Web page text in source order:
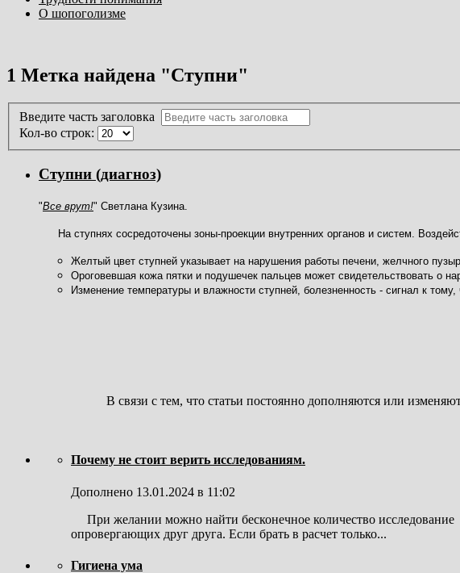
О шопоголизме
1 Метка найдена "Ступни"
Введите часть заголовка
Кол-во строк:
Ступни (диагноз)
"Все врут!" Светлана Кузина.
На ступнях сосредоточены зоны-проекции внутренних органов и систем.
Желтый цвет ступней указывает на нарушения работы печени, желчного
Ороговевшая кожа пятки и подушечек пальцев может свидетельствовать о
Изменение температуры и влажности ступней, болезненность - сигнал к
В связи с тем, что статьи постоянно дополняются или
Почему не стоит верить исследованиям.
Дополнено 13.01.2024 в 11:02
При желании можно найти бесконечное количество исследование
опровергающих друг друга. Если брать в расчет только...
Гигиена ума